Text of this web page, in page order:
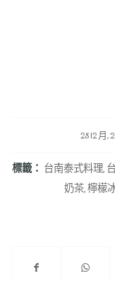
28 12 月,
/
標籤： 台南泰式料理,
奶茶,檸檬